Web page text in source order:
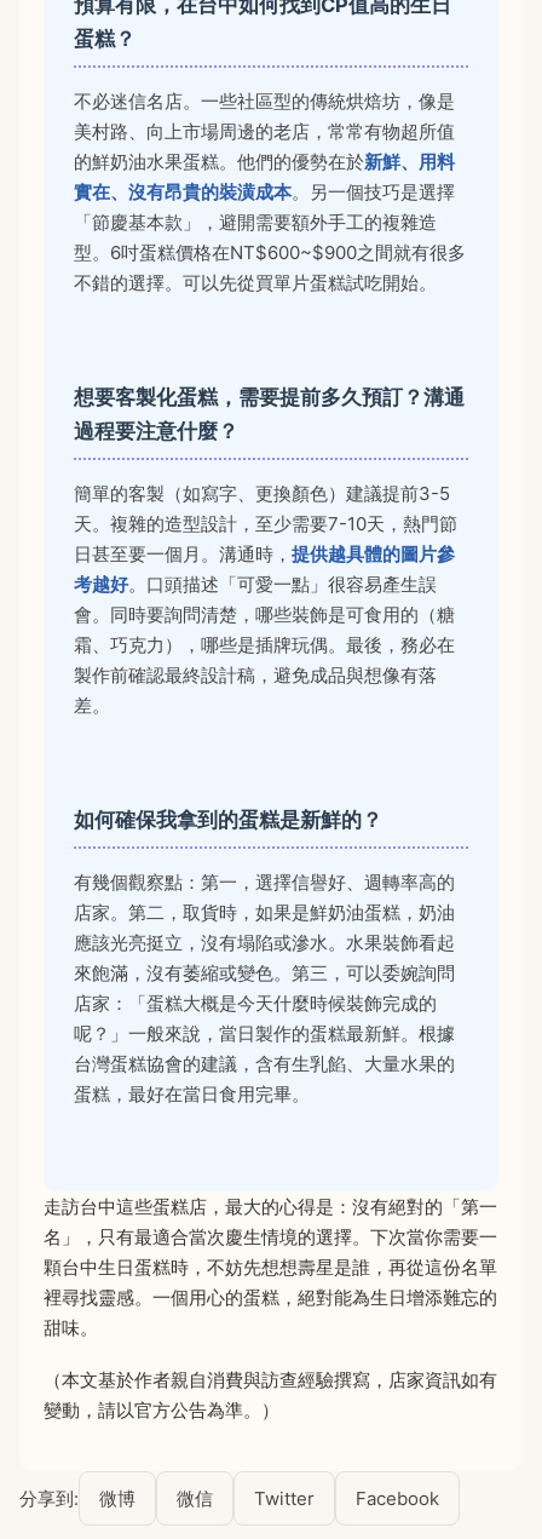
預算有限，在台中如何找到CP值高的生日
蛋糕？
不必迷信名店。一些社區型的傳統烘焙坊，像是
美村路、向上市場周邊的老店，常常有物超所值
的鮮奶油水果蛋糕。他們的優勢在於新鮮、用料
實在、沒有昂貴的裝潢成本。另一個技巧是選擇
「節慶基本款」，避開需要額外手工的複雜造
型。6吋蛋糕價格在NT$600~$900之間就有很多
不錯的選擇。可以先從買單片蛋糕試吃開始。
想要客製化蛋糕，需要提前多久預訂？溝通
過程要注意什麼？
簡單的客製（如寫字、更換顏色）建議提前3-5
天。複雜的造型設計，至少需要7-10天，熱門節
日甚至要一個月。溝通時， 提供越具體的圖片參
考越好。口頭描述「可愛一點」很容易產生誤
會。同時要詢問清楚，哪些裝飾是可食用的（糖
霜、巧克力），哪些是插牌玩偶。最後，務必在
製作前確認最終設計稿，避免成品與想像有落
差。
如何確保我拿到的蛋糕是新鮮的？
有幾個觀察點：第一，選擇信譽好、週轉率高的
店家。第二，取貨時，如果是鮮奶油蛋糕，奶油
應該光亮挺立，沒有塌陷或滲水。水果裝飾看起
來飽滿，沒有萎縮或變色。第三，可以委婉詢問
店家：「蛋糕大概是今天什麼時候裝飾完成的
呢？」一般來說，當日製作的蛋糕最新鮮。根據
台灣蛋糕協會的建議，含有生乳餡、大量水果的
蛋糕，最好在當日食用完畢。
走訪台中這些蛋糕店，最大的心得是：沒有絕對的「第一
名」，只有最適合當次慶生情境的選擇。下次當你需要一
顆台中生日蛋糕時，不妨先想想壽星是誰，再從這份名單
裡尋找靈感。一個用心的蛋糕，絕對能為生日增添難忘的
甜味。
（本文基於作者親自消費與訪查經驗撰寫，店家資訊如有
變動，請以官方公告為準。）
分享到: 微博 微信 Twitter Facebook